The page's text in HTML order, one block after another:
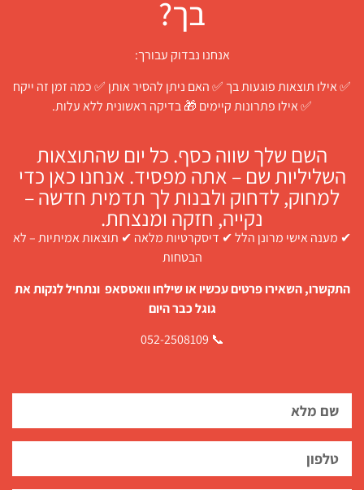
בך?
אנחנו נבדוק עבורך:
✅ אילו תוצאות פוגעות בך ✅ האם ניתן להסיר אותן ✅ כמה זמן זה ייקח
✅ אילו פתרונות קיימים 🎁 בדיקה ראשונית ללא עלות.
השם שלך שווה כסף. כל יום שהתוצאות
השליליות שם – אתה מפסיד. אנחנו כאן כדי
למחוק, לדחוק ולבנות לך תדמית חדשה –
נקייה, חזקה ומנצחת.
✔ מענה אישי מרונן הלל ✔ דיסקרטיות מלאה ✔ תוצאות אמיתיות – לא
הבטחות
התקשרו, השאירו פרטים עכשיו או שילחו וואטסאפ ונתחיל לנקות את
גוגל כבר היום
📞 052-2508109